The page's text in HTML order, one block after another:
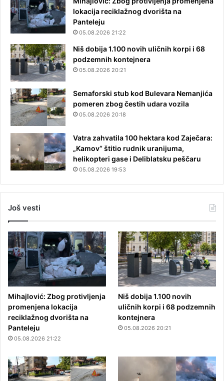
lokacija reciklažnog dvorišta na
Panteleju
05.08.2026 21:22
Niš dobija 1.100 novih uličnih korpi i 68
podzemnih kontejnera
05.08.2026 20:21
Semaforski stub kod Bulevara Nemanjića
pomeren zbog čestih udara vozila
05.08.2026 20:18
Vatra zahvatila 100 hektara kod Zaječara:
„Kamov“ štitio rudnik uranijuma,
helikopteri gase i Deliblatsku peščaru
05.08.2026 19:53
Još vesti
Mihajlović: Zbog protivljenja
promenjena lokacija
reciklažnog dvorišta na
Panteleju
05.08.2026 21:22
Niš dobija 1.100 novih
uličnih korpi i 68 podzemnih
kontejnera
05.08.2026 20:21